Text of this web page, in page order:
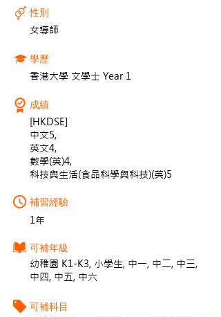
性別
女導師
學歷
香港大學 文學士 Year 1
成績
[HKDSE]
中文5,
英文4,
數學(英)4,
科技與生活(食品科學與科技)(英)5
補習經驗
1年
可補年級
幼稚園 K1-K3, 小學生, 中一, 中二, 中三,
中四, 中五, 中六
可補科目